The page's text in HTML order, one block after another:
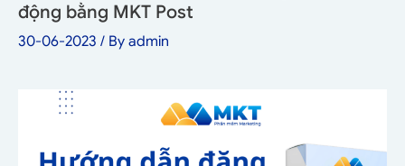
động bằng MKT Post
30-06-2023 / By admin